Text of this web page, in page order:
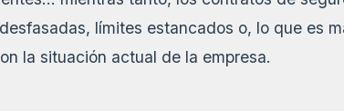
límites estancados o, lo que es
la situación actual de la empresa.